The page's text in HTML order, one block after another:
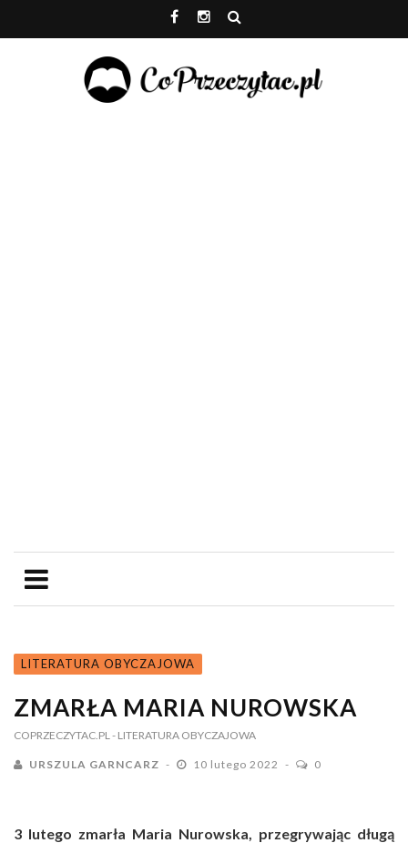
LITERATURA OBYCZAJOWA
ZMARŁA MARIA NUROWSKA
COPRZECZYTAC.PL - LITERATURA OBYCZAJOWA
URSZULA GARNCARZ 10 lutego 2022 0
3 lutego zmarła Maria Nurowska, przegrywając długą